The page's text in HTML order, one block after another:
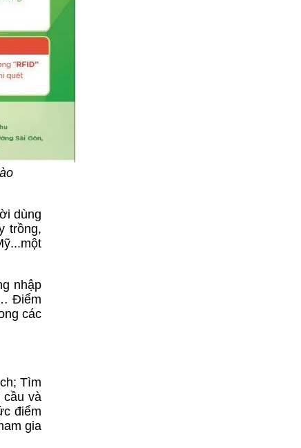
dùng
trồng,
nhập
Điểm
các
Tìm
cầu và
điểm
gia